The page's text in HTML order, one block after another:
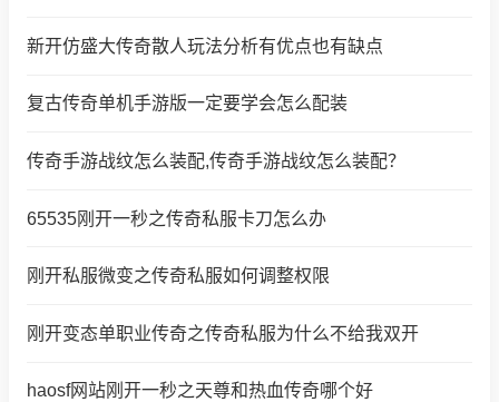
新开仿盛大传奇散人玩法分析有优点也有缺点
复古传奇单机手游版一定要学会怎么配装
传奇手游战纹怎么装配,传奇手游战纹怎么装配？
65535刚开一秒之传奇私服卡刀怎么办
刚开私服微变之传奇私服如何调整权限
刚开变态单职业传奇之传奇私服为什么不给我双开
haosf网站刚开一秒之天尊和热血传奇哪个好